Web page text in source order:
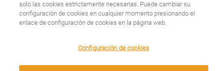
Leer más
solo las cookies estrictamente necesarias. Puede cambiar su
configuración de cookies en cualquier momento presionando el
enlace de configuración de cookies en la página web.
Configuración de cookies
We use cookies on this site to enhance your user
giving your consent for us to set cookies.